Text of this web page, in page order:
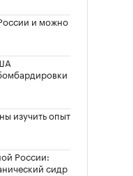
и можно
изучить опыт
России:
сидр